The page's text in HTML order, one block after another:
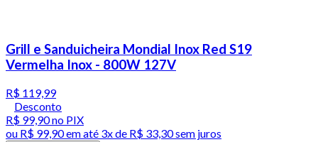
Grill e Sanduicheira Mondial Inox Red S19
Vermelha Inox - 800W 127V
R$ 119,99
Desconto
R$ 99,90no PIX
ou R$ 99,90em até 3x de R$ 33,30 sem juros